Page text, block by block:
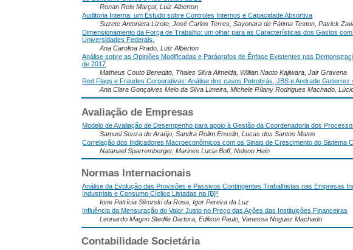
Ronan Reis Marçal, Luiz Alberton
Auditoria Interna: um Estudo sobre Controles Internos e Capacidade Absortiva
Suzete Antonieta Lizote, José Carlos Terres, Sayonara de Fátima Teston, Patrick
Dimensionamento da Força de Trabalho: um olhar para as Características dos Gastos
Universidades Federais.
Ana Carolina Prado, Luiz Alberton
Análise sobre as Opiniões Modificadas e Parágrafos de Ênfase Existentes nas
de 2017
Matheus Couto Benedito, Thales Silva Almeida, Willian Naoto Kajiwara, Jair Gravena
Red Flags e Fraudes Corporativas: Análise dos casos Petrobrás, JBS e Andrade Gutierrez
Ana Clara Gonçalves Melo da Silva Limeira, Michele Rílany Rodrigues Machado,
Avaliação de Empresas
Modelo de Avaliação de Desempenho para apoio à Gestão da Coordenadoria dos
Samuel Souza de Araújo, Sandra Rolim Ensslin, Lucas dos Santos Matos
Correlação dos Indicadores Macroeconômicos com os Sinais de Crescimento do Sistema
Natanael Sparremberger, Marines Lucia Boff, Nelson Hein
Normas Internacionais
Análise da Evolução das Provisões e Passivos Contingentes Trabalhistas nas Empresas
Industriais e Consumo Cíclico Listadas na [B]³
Ione Patrícia Sikorski da Rosa, Igor Pereira da Luz
Influência da Mensuração do Valor Justo no Preço das Ações das Instituições Financeiras
Leonardo Magno Stedile Dartora, Edilson Paulo, Vanessa Noguez Machado
Contabilidade Societária